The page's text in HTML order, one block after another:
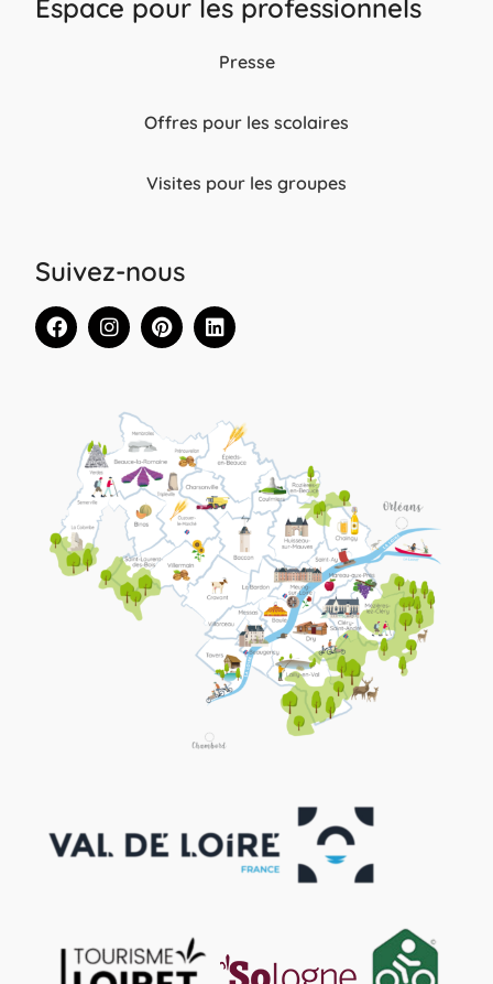
Espace pour les professionnels
Presse
Offres pour les scolaires
Visites pour les groupes
Suivez-nous